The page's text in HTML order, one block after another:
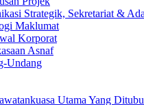
Strategik, Sekretariat &
Maklumat
Korporat
Asnaf
Undang
Utama Yang